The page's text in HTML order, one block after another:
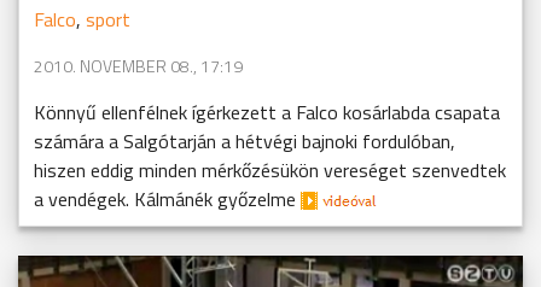
Falco, sport
2010. NOVEMBER 08., 17:19
Könnyű ellenfélnek ígérkezett a Falco kosárlabda csapata
számára a Salgótarján a hétvégi bajnoki fordulóban,
hiszen eddig minden mérkőzésükön vereséget szenvedtek
a vendégek. Kálmánék győzelme